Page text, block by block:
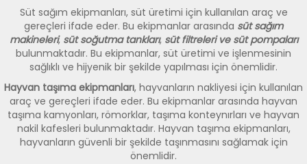
Süt sağım ekipmanları, süt üretimi için kullanılan araç ve
gereçleri ifade eder. Bu ekipmanlar arasında süt sağım
makineleri, süt soğutma tankları, süt filtreleri ve süt pompaları
bulunmaktadır. Bu ekipmanlar, süt üretimi ve işlenmesinin
sağlıklı ve hijyenik bir şekilde yapılması için önemlidir.
Hayvan taşıma ekipmanları, hayvanların nakliyesi için kullanılan
araç ve gereçleri ifade eder. Bu ekipmanlar arasında hayvan
taşıma kamyonları, römorklar, taşıma konteynırları ve hayvan
nakil kafesleri bulunmaktadır. Hayvan taşıma ekipmanları,
hayvanların güvenli bir şekilde taşınmasını sağlamak için
önemlidir.